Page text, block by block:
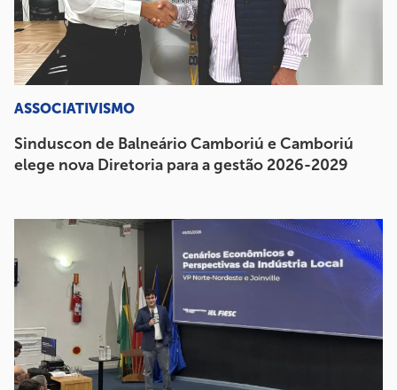
ASSOCIATIVISMO
Sinduscon de Balneário Camboriú e Camboriú
elege nova Diretoria para a gestão 2026-2029